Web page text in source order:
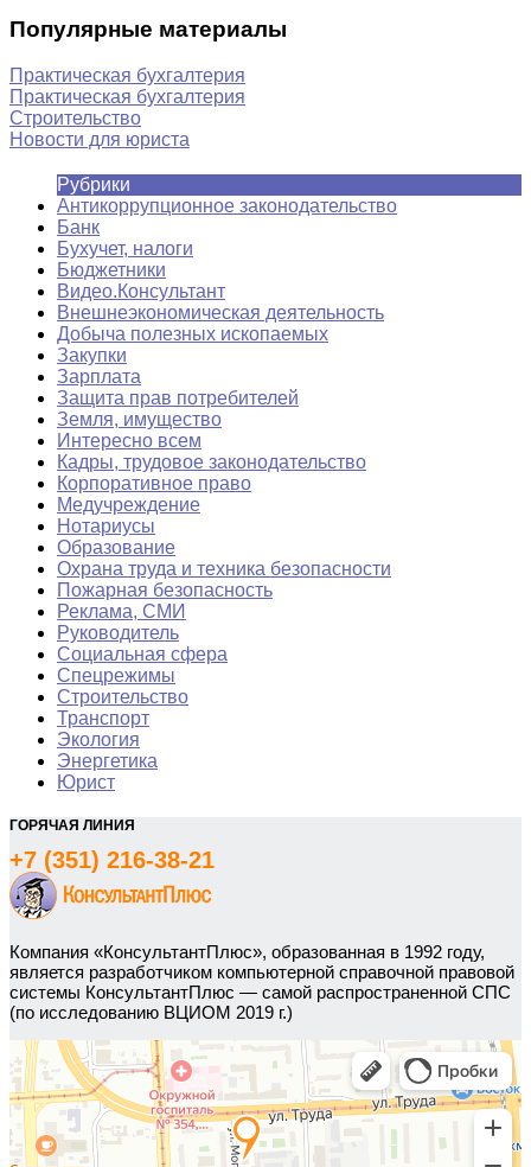
Популярные материалы
Практическая бухгалтерия
Практическая бухгалтерия
Строительство
Новости для юриста
Рубрики
Антикоррупционное законодательство
Банк
Бухучет, налоги
Бюджетники
Видео.Консультант
Внешнеэкономическая деятельность
Добыча полезных ископаемых
Закупки
Зарплата
Защита прав потребителей
Земля, имущество
Интересно всем
Кадры, трудовое законодательство
Корпоративное право
Медучреждение
Нотариусы
Образование
Охрана труда и техника безопасности
Пожарная безопасность
Реклама, СМИ
Руководитель
Социальная сфера
Спецрежимы
Строительство
Транспорт
Экология
Энергетика
Юрист
ГОРЯЧАЯ ЛИНИЯ
+7 (351) 216-38-21
Компания «КонсультантПлюс», образованная в 1992 году,
является разработчиком компьютерной справочной правовой
системы КонсультантПлюс — самой распространенной СПС
(по исследованию ВЦИОМ 2019 г.)